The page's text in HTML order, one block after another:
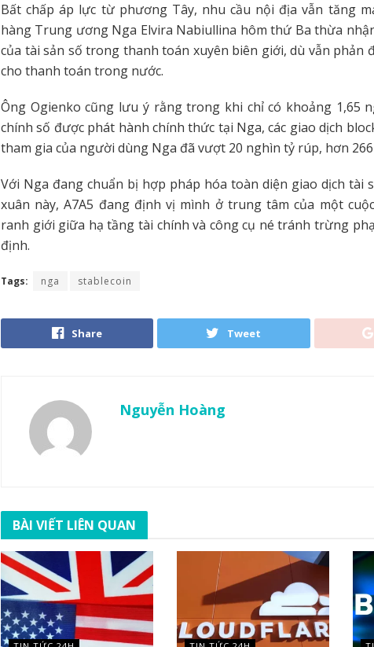
Bất chấp áp lực từ phương Tây, nhu cầu nội địa vẫn tăng
hàng Trung ương Nga Elvira Nabiullina hôm thứ Ba thừa
của tài sản số trong thanh toán xuyên biên giới, dù vẫn phản
cho thanh toán trong nước.
Ông Ogienko cũng lưu ý rằng trong khi chỉ có khoảng 1,65
chính số được phát hành chính thức tại Nga, các giao dịch
tham gia của người dùng Nga đã vượt 20 nghìn tỷ rúp, hơn 266
Với Nga đang chuẩn bị hợp pháp hóa toàn diện giao dịch tài
xuân này, A7A5 đang định vị mình ở trung tâm của một
ranh giới giữa hạ tầng tài chính và công cụ né tránh trừng
định.
Tags: nga stablecoin
Share Tweet
Nguyễn Hoàng
BÀI VIẾT LIÊN QUAN